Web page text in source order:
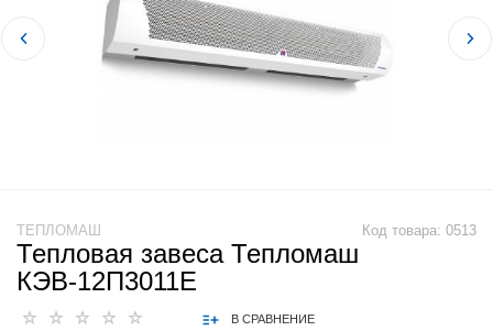
Код товара: 0513
ТЕПЛОМАШ
Тепловая завеса Тепломаш
КЭВ-12П3011E
В СРАВНЕНИЕ